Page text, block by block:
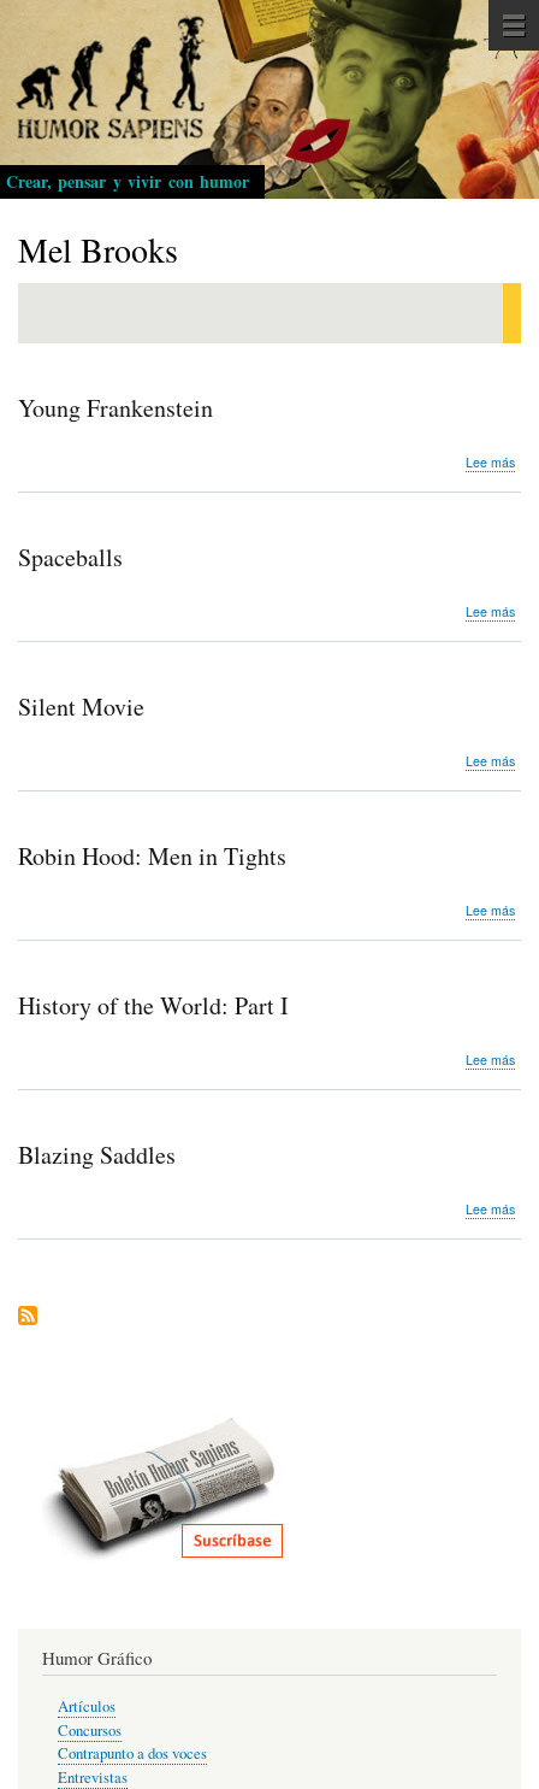
Pasar
al
contenido
principal
Crear, pensar y vivir con humor
Mel Brooks
Young Frankenstein
Lee más
Spaceballs
Lee más
Silent Movie
Lee más
Robin Hood: Men in Tights
Lee más
History of the World: Part I
Lee más
Blazing Saddles
Lee más
Humor Gráfico
Artículos
Concursos
Contrapunto a dos voces
Entrevistas